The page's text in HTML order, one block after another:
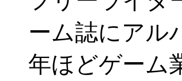
ーム誌にアル
年ほどゲーム